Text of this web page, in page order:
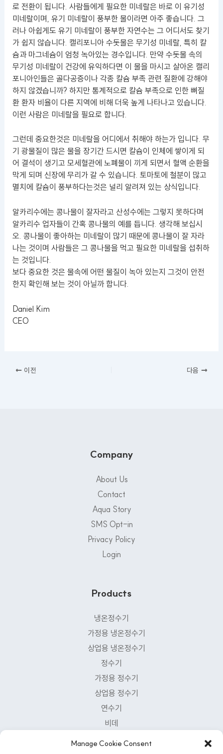
Manage Cookie Consent
로 전환이 됩니다. 사람들에게 필요한 미네랄은 바로 이 유기성
미네랄이며, 유기 미네랄이 풍부한 물이라면 아주 좋습니다. 그
러나 아쉽게도 유기 미네랄이 풍부한 자연수는 그 어디서도 찾기
가 쉽지 않습니다. 캘리포니아 수돗물은 무기성 미네랄, 특히 칼
슘과 마그네슘이 엄청 녹아있는 경수입니다. 만약 수돗물 속의
무기성 미네랄이 건강에 유익하다면 이 물을 마시고 살아온 캘리
포니아인들은 골다공증이나 각종 칼슘 부족 관련 질환에 강해야
하지 않겠습니까? 하지만 통계적으로 칼슘 부족으로 인한 뼈질
환 환자 비율이 다른 지역에 비해 더욱 높게 나타나고 있습니다.
이런 사람은 미네랄을 필요로 합니다.
그런데 중요한것은 미네랄을 어디에서 취해야 하는가 입니다. 무
기 광물질이 많은 물을 장기간 드시면 칼슘이 인체에 쌓이게 되
어 결석이 생기고 모세혈관에 노폐물이 끼게 되면서 혈액 순환을
막게 되며 신장에 무리가 갈 수 있습니다. 토마토에 철분이 많고
멸치에 칼슘이 풍부하다는것은 널리 알려져 있는 상식입니다.
알카리수에는 콩나물이 잘자라고 산성수에는 그렇지 못하다며
알카리수 업자들이 간혹 콩나물의 예를 듭니다. 생각해 보십시
오. 콩나물이 좋아하는 미네랄이 많기 때문에 콩나물이 잘 자라
나는 것이며 사람들은 그 콩나물을 먹고 필요한 미네랄을 섭취하
는 것입니다.
보다 중요한 것은 물속에 어떤 물질이 녹아 있는지 그것이 안전
한지 확인해 보는 것이 아닐까 합니다.
Daniel Kim
CEO
이전 다음
Company
About Us
Contact
Aqua Story
SMS Opt-in
Privacy Policy
Login
Products
냉온정수기
가정용 냉온정수기
상업용 냉온정수기
정수기
가정용 정수기
상업용 정수기
연수기
비데
공기청정기